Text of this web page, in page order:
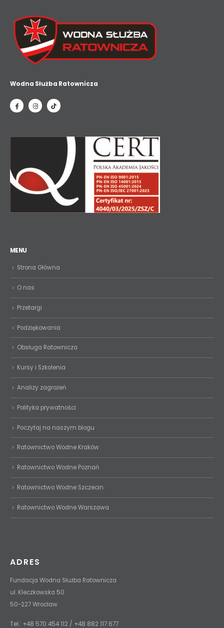
Wodna Służba Ratownicza
MENU
Strona Główna
O nas
Przetargi
Podziękowania
Obsługa Ratownicza
Kursy i Szkolenia
Analizy zagrożeń
Polityka prywatności
Poczytaj na naszym blogu
Ratownictwo Wodne Kraków
Ratownictwo Wodne Poznań
Ratownictwo Wodne Szczecin
Ratownictwo Wodne Warszawa
ADRES
Fundacja Wodna Służba Ratownicza
ul. Kleczkowska 50
50-227 Wrocław
Tel.: +48 570 454 112 / +48 882 117 677